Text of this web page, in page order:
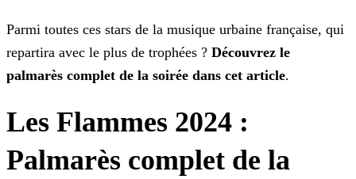
Parmi toutes ces stars de la musique urbaine française, qui
repartira avec le plus de trophées ? Découvrez le
palmarès complet de la soirée dans cet article.
Les Flammes 2024 :
Palmarès complet de la